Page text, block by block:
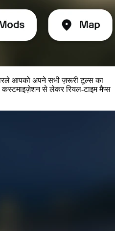
आपको अपने सभी ज़रूरी टूल्स का
से लेकर रियल-टाइम मैप्स